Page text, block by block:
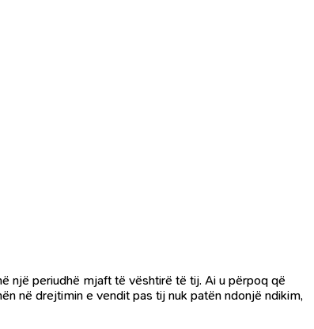
një periudhë mjaft të vështirë të tij. Ai u përpoq që
në drejtimin e vendit pas tij nuk patën ndonjë ndikim,